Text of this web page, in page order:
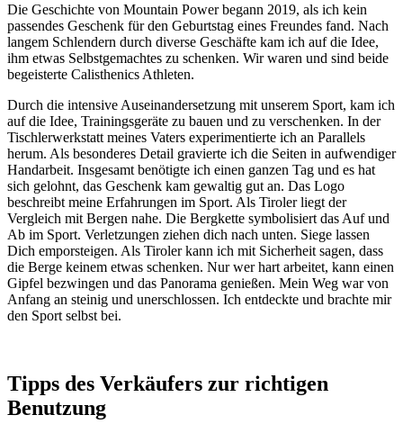
Die Geschichte von Mountain Power begann 2019, als ich kein
passendes Geschenk für den Geburtstag eines Freundes fand. Nach
langem Schlendern durch diverse Geschäfte kam ich auf die Idee,
ihm etwas Selbstgemachtes zu schenken. Wir waren und sind beide
begeisterte Calisthenics Athleten.
Durch die intensive Auseinandersetzung mit unserem Sport, kam ich
auf die Idee, Trainingsgeräte zu bauen und zu verschenken. In der
Tischlerwerkstatt meines Vaters experimentierte ich an Parallels
herum. Als besonderes Detail gravierte ich die Seiten in aufwendiger
Handarbeit. Insgesamt benötigte ich einen ganzen Tag und es hat
sich gelohnt, das Geschenk kam gewaltig gut an. Das Logo
beschreibt meine Erfahrungen im Sport. Als Tiroler liegt der
Vergleich mit Bergen nahe. Die Bergkette symbolisiert das Auf und
Ab im Sport. Verletzungen ziehen dich nach unten. Siege lassen
Dich emporsteigen. Als Tiroler kann ich mit Sicherheit sagen, dass
die Berge keinem etwas schenken. Nur wer hart arbeitet, kann einen
Gipfel bezwingen und das Panorama genießen. Mein Weg war von
Anfang an steinig und unerschlossen. Ich entdeckte und brachte mir
den Sport selbst bei.
Tipps des Verkäufers zur richtigen
Benutzung